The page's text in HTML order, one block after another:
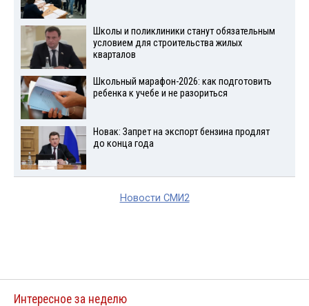
Школы и поликлиники станут обязательным
условием для строительства жилых
кварталов
Школьный марафон-2026: как подготовить
ребенка к учебе и не разориться
Новак: Запрет на экспорт бензина продлят
до конца года
Новости СМИ2
Интересное за неделю